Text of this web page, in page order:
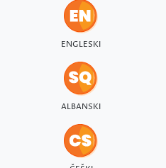
ENGLESKI
ALBANSKI